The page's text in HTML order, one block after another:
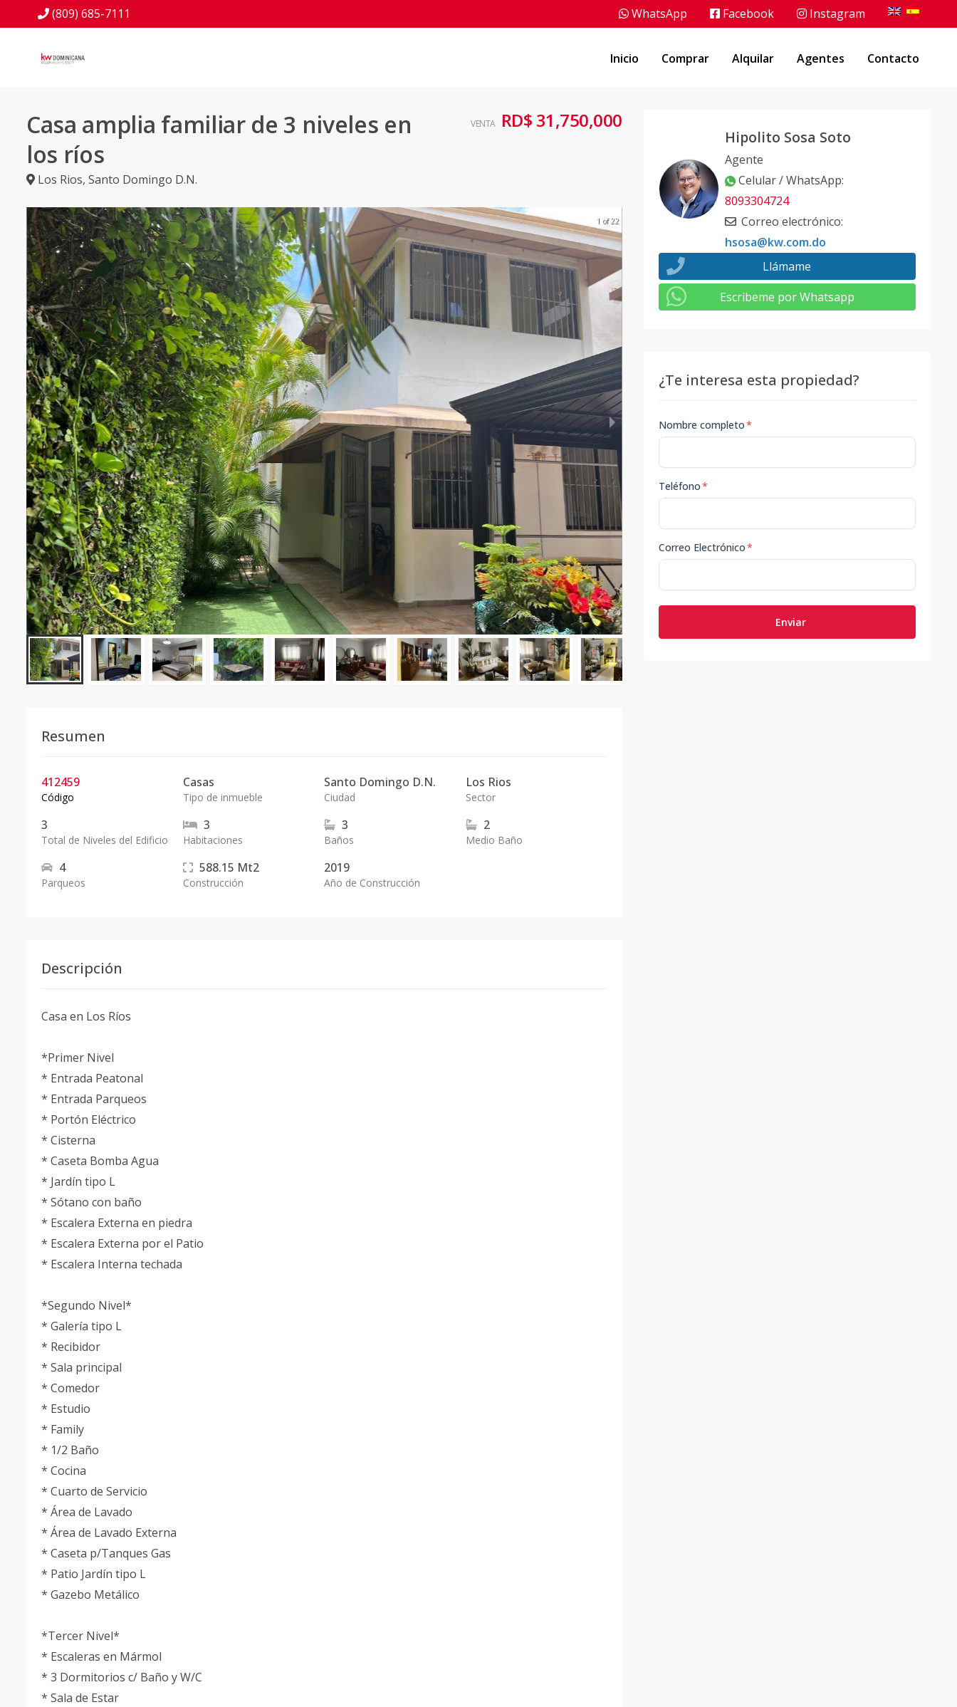
(809) 685-7111 WhatsApp Facebook Instagram
Inicio Comprar Alquilar Agentes Contacto
Casa amplia familiar de 3 niveles en
los ríos
Los Rios, Santo Domingo D.N.
VENTA RD$ 31,750,000
1 of 22
Resumen
412459
Código
Casas
Tipo de inmueble
Santo Domingo D.N.
Ciudad
Los Rios
Sector
3
Total de Niveles del Edificio
3
Habitaciones
3
Baños
2
Medio Baño
4
Parqueos
588.15 Mt2
Construcción
2019
Año de Construcción
Descripción
Casa en Los Ríos
*Primer Nivel
* Entrada Peatonal
* Entrada Parqueos
* Portón Eléctrico
* Cisterna
* Caseta Bomba Agua
* Jardín tipo L
* Sótano con baño
* Escalera Externa en piedra
* Escalera Externa por el Patio
* Escalera Interna techada
*Segundo Nivel*
* Galería tipo L
* Recibidor
* Sala principal
* Comedor
* Estudio
* Family
* 1/2 Baño
* Cocina
* Cuarto de Servicio
* Área de Lavado
* Área de Lavado Externa
* Caseta p/Tanques Gas
* Patio Jardín tipo L
* Gazebo Metálico
*Tercer Nivel*
* Escaleras en Mármol
* 3 Dormitorios c/ Baño y W/C
* Sala de Estar
Hipolito Sosa Soto
Agente
Celular / WhatsApp:
8093304724
Correo electrónico:
hsosa@kw.com.do
Llámame
Escribeme por Whatsapp
¿Te interesa esta propiedad?
Nombre completo*
Teléfono*
Correo Electrónico*
Enviar